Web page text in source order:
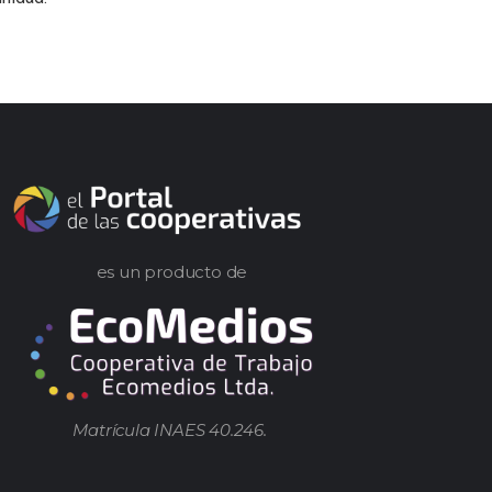
es un producto de
Matrícula INAES 40.246.